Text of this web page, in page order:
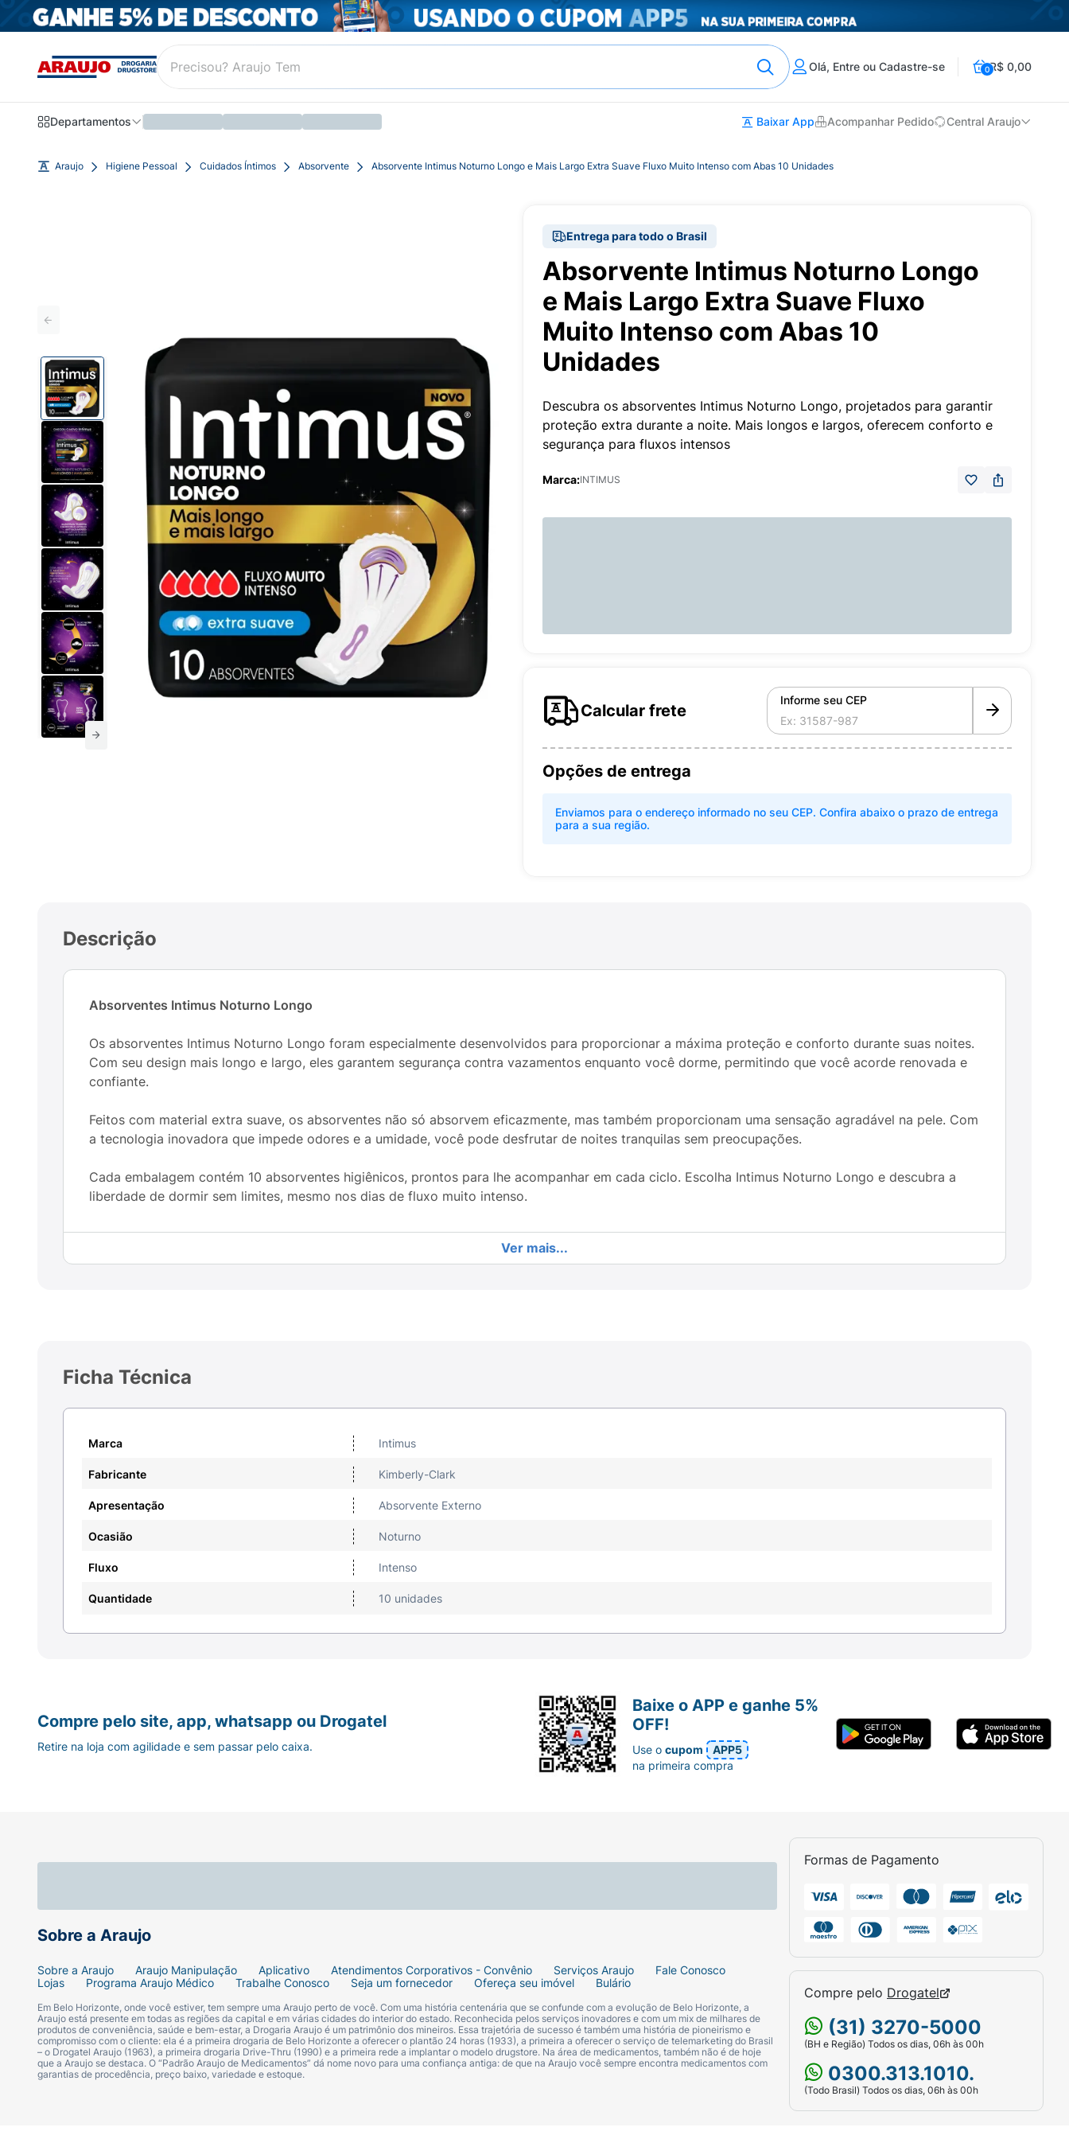
Olá, Entre ou Cadastre-se 0R$ 0,00
Departamentos Baixar App Acompanhar Pedido Central Araujo
Araujo Higiene Pessoal Cuidados Íntimos Absorvente Absorvente Intimus Noturno Longo e Mais Largo Extra Suave Fluxo Muito Intenso com Abas 10 Unidades
Entrega para todo o Brasil
Absorvente Intimus Noturno Longo
e Mais Largo Extra Suave Fluxo
Muito Intenso com Abas 10
Unidades
Descubra os absorventes Intimus Noturno Longo, projetados para garantir
proteção extra durante a noite. Mais longos e largos, oferecem conforto e
segurança para fluxos intensos
Marca:INTIMUS
Calcular frete
Informe seu CEP
Opções de entrega
Enviamos para o endereço informado no seu CEP. Confira abaixo o prazo de entrega
para a sua região.
Descrição
Absorventes Intimus Noturno Longo
Os absorventes Intimus Noturno Longo foram especialmente desenvolvidos para proporcionar a máxima proteção e conforto durante suas noites.
Com seu design mais longo e largo, eles garantem segurança contra vazamentos enquanto você dorme, permitindo que você acorde renovada e
confiante.
Feitos com material extra suave, os absorventes não só absorvem eficazmente, mas também proporcionam uma sensação agradável na pele. Com
a tecnologia inovadora que impede odores e a umidade, você pode desfrutar de noites tranquilas sem preocupações.
Cada embalagem contém 10 absorventes higiênicos, prontos para lhe acompanhar em cada ciclo. Escolha Intimus Noturno Longo e descubra a
liberdade de dormir sem limites, mesmo nos dias de fluxo muito intenso.
Ver mais...
Ficha Técnica
Marca Intimus
Fabricante Kimberly-Clark
Apresentação Absorvente Externo
Ocasião Noturno
Fluxo Intenso
Quantidade 10 unidades
Sobre a Araujo
Sobre a Araujo Araujo Manipulação Aplicativo Atendimentos Corporativos - Convênio Serviços Araujo
Fale Conosco
Lojas
Programa Araujo Médico Trabalhe Conosco Seja um fornecedor Ofereça seu imóvel Bulário
Em Belo Horizonte, onde você estiver, tem sempre uma Araujo perto de você. Com uma história centenária que se confunde com a evolução de Belo Horizonte, a
Araujo está presente em todas as regiões da capital e em várias cidades do interior do estado. Reconhecida pelos serviços inovadores e com um mix de milhares de
produtos de conveniência, saúde e bem-estar, a Drogaria Araujo é um patrimônio dos mineiros. Essa trajetória de sucesso é também uma história de pioneirismo e
compromisso com o cliente: ela é a primeira drogaria de Belo Horizonte a oferecer o plantão 24 horas (1933), a primeira a oferecer o serviço de telemarketing do Brasil
– o Drogatel Araujo (1963), a primeira drogaria Drive-Thru (1990) e a primeira rede a implantar o modelo drugstore. Na área de medicamentos, também não é de hoje
que a Araujo se destaca. O “Padrão Araujo de Medicamentos” dá nome novo para uma confiança antiga: de que na Araujo você sempre encontra medicamentos com
garantias de procedência, preço baixo, variedade e estoque.
Formas de Pagamento
Compre pelo Drogatel
(31) 3270-5000
(BH e Região) Todos os dias, 06h às 00h
0300.313.1010.
(Todo Brasil) Todos os dias, 06h às 00h
Compre pelo site, app, whatsapp ou Drogatel
Retire na loja com agilidade e sem passar pelo caixa.
Baixe o APP e ganhe 5%
OFF!
Use ocupom
APP5
na primeira compra